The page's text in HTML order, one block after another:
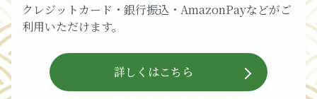
クレジットカード・銀行振込・AmazonPayなどがご
利用いただけます。
詳しくはこちら